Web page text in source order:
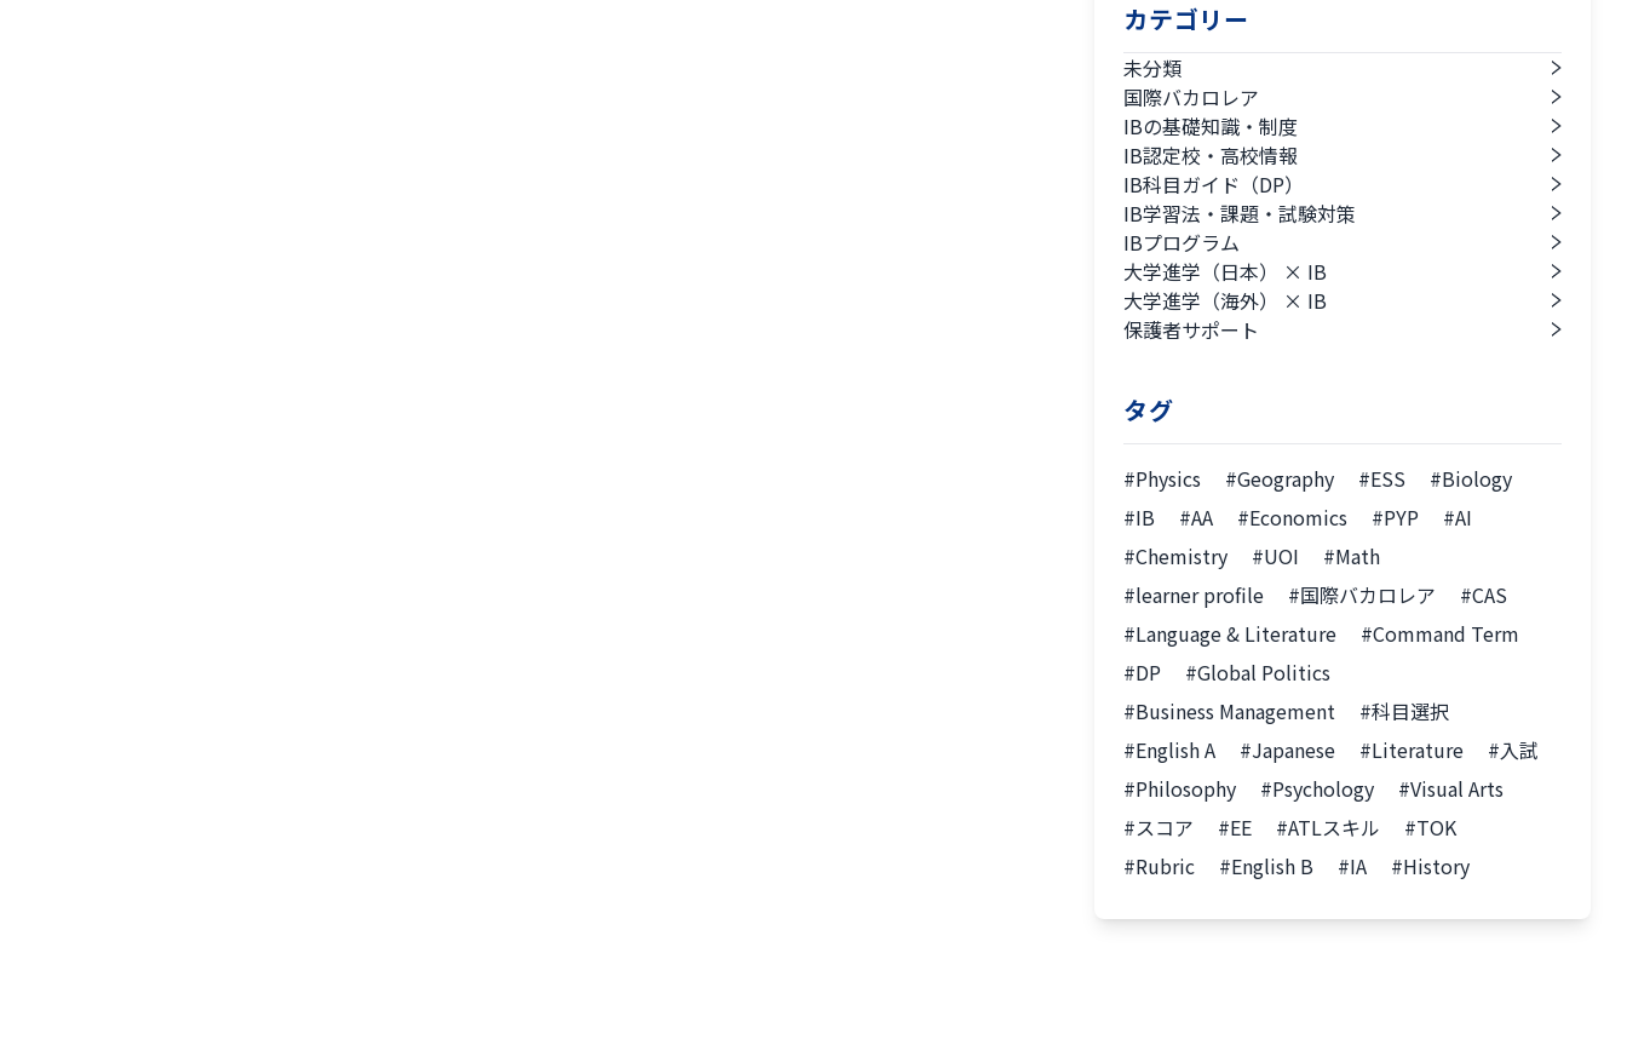
カテゴリー
未分類
国際バカロレア
IBの基礎知識・制度
IB認定校・高校情報
IB科目ガイド（DP）
IB学習法・課題・試験対策
IBプログラム
大学進学（日本） × IB
大学進学（海外） × IB
保護者サポート
タグ
#Physics #Geography #ESS
#Biology
#IB
#AA #Economics #PYP
#AI
#Chemistry
#UOI
#Math
#learner profile
#国際バカロレア
#CAS
#Language & Literature
#Command Term
#DP
#Global Politics
#Business Management
#科目選択
#English A
#Japanese #Literature
#入試
#Philosophy
#Psychology
#Visual Arts
#スコア
#EE #ATLスキル
#TOK
#Rubric
#English B #IA #History